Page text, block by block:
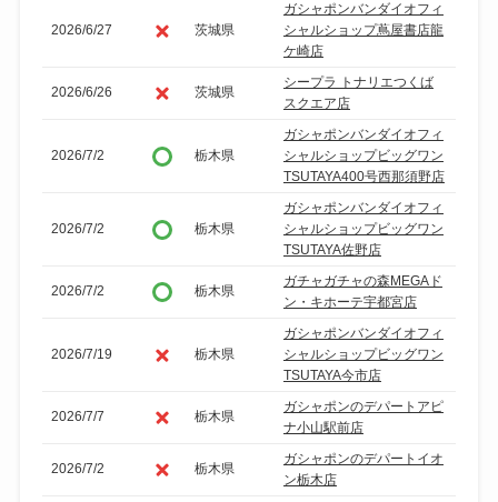
2026/6/27 茨城県
ガシャポンバンダイオフィ
シャルショップ蔦屋書店龍
ケ崎店
2026/6/26 茨城県
シープラ トナリエつくば
スクエア店
2026/7/2 栃木県
ガシャポンバンダイオフィ
シャルショップビッグワン
TSUTAYA400号西那須野店
2026/7/2 栃木県
ガシャポンバンダイオフィ
シャルショップビッグワン
TSUTAYA佐野店
2026/7/2 栃木県
ガチャガチャの森MEGAド
ン・キホーテ宇都宮店
2026/7/19 栃木県
ガシャポンバンダイオフィ
シャルショップビッグワン
TSUTAYA今市店
2026/7/7 栃木県
ガシャポンのデパートアピ
ナ小山駅前店
2026/7/2 栃木県
ガシャポンのデパートイオ
ン栃木店